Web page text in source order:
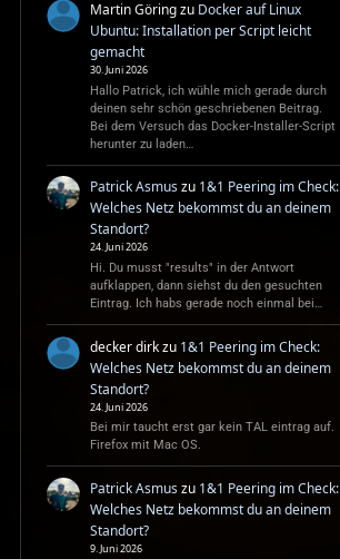
Martin Göringzu Docker auf Linux
Ubuntu: Installation per Script leicht
gemacht
30. Juni 2026
Hallo Patrick, ich wühle mich gerade durch
deinen sehr schön geschriebenen Beitrag.
Bei dem Versuch das Docker-Installer-Script
herunter zu laden…
Patrick Asmuszu 1&1 Peering im Check:
Welches Netz bekommst du an deinem
Standort?
24. Juni 2026
Hi. Du musst "results" in der Antwort
aufklappen, dann siehst du den gesuchten
Eintrag. Ich habs gerade noch einmal bei…
decker dirkzu 1&1 Peering im Check:
Welches Netz bekommst du an deinem
Standort?
24. Juni 2026
Bei mir taucht erst gar kein TAL eintrag auf.
Firefox mit Mac OS.
Patrick Asmuszu 1&1 Peering im Check:
Welches Netz bekommst du an deinem
Standort?
9. Juni 2026